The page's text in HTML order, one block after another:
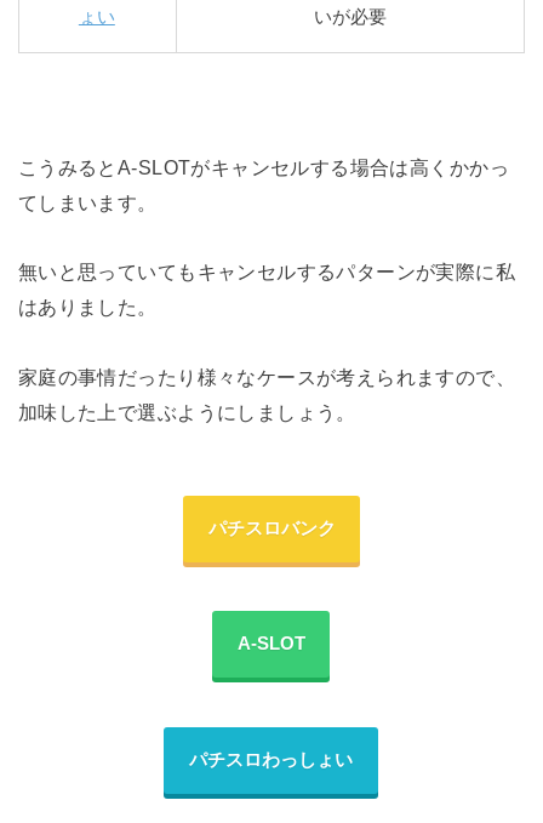
ょい
いが必要
こうみるとA-SLOTがキャンセルする場合は高くかかっ
てしまいます。
無いと思っていてもキャンセルするパターンが実際に私
はありました。
家庭の事情だったり様々なケースが考えられますので、
加味した上で選ぶようにしましょう。
パチスロバンク
A-SLOT
パチスロわっしょい